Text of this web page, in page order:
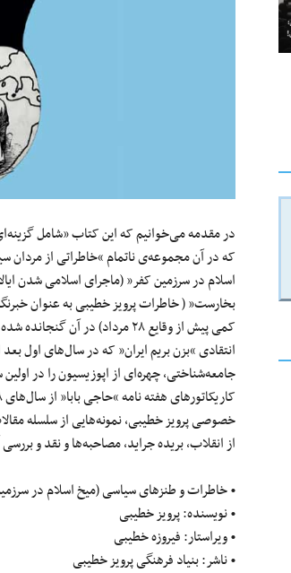
در مقدمه می‌خوانیم که این کتاب «شامل
که در آن مجموعه‌ی ناتمام “خاطراتی از مردان
اسلام در سرزمین کفر” (ماجرای اسلامی شدن
کمی‌ پیش از وقایع ۲۸ مرداد)
انتقادی “بزن بریم ایران” که در سال‌های اول
جامعه‌شناختی، چهره‌ای از اپوزیسیون را در
خصوصی پرویز خطیبی، نمونه‌هایی از سلسله
از انقلاب، بریده جراید، مصاحبه‌ها و نقد و
• خاطرات و طنزهای سیاسی (میخ اسلام در
• نویسنده: پرویز خطیبی
• ویراستار: فیروزه خطیبی
• ناشر: بنیاد فرهنگی پرویز خطیبی